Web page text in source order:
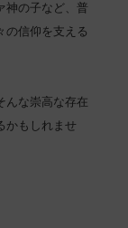
神の子など、普
の信仰を支える
んな崇高な存在
かもしれませ